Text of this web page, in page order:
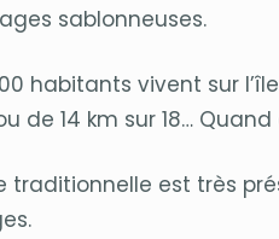
sablonneuses.
habitants vivent sur
de 14 km sur 18…
traditionnelle est très